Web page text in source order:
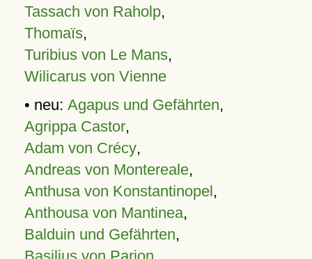
Tassach von Raholp,
Thomaïs,
Turibius von Le Mans,
Wilicarus von Vienne
• neu: Agapus und Gefährten,
Agrippa Castor,
Adam von Crécy,
Andreas von Montereale,
Anthusa von Konstantinopel,
Anthousa von Mantinea,
Balduin und Gefährten,